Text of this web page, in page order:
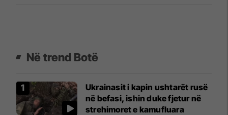
Në trend Botë
Ukrainasit i kapin ushtarët rusë
në befasi, ishin duke fjetur në
strehimoret e kamufluara